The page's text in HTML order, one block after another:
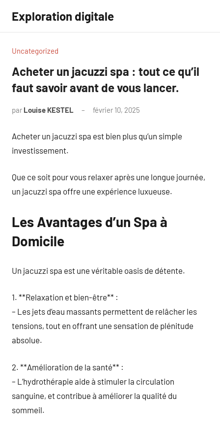
contenu
Exploration digitale
Uncategorized
Acheter un jacuzzi spa : tout ce qu’il
faut savoir avant de vous lancer.
par Louise KESTEL février 10, 2025
Acheter un jacuzzi spa est bien plus qu’un simple
investissement.
Que ce soit pour vous relaxer après une longue journée,
un jacuzzi spa offre une expérience luxueuse.
Les Avantages d’un Spa à
Domicile
Un jacuzzi spa est une véritable oasis de détente.
1. **Relaxation et bien-être** :
– Les jets d’eau massants permettent de relâcher les
tensions, tout en offrant une sensation de plénitude
absolue.
2. **Amélioration de la santé** :
– L’hydrothérapie aide à stimuler la circulation
sanguine, et contribue à améliorer la qualité du
sommeil.